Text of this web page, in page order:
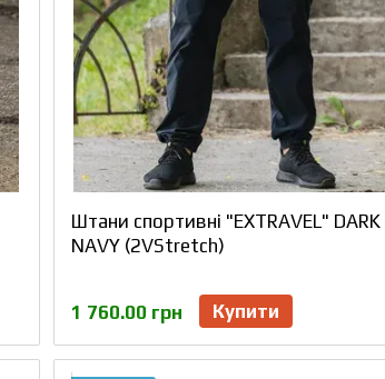
Штани спортивні "EXTRAVEL" DARK
NAVY (2VStretch)
1 760.00 грн Купити